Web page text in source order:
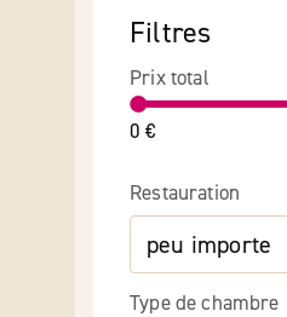
Filtres
Prix total
0 €
Restauration
Type de chambre